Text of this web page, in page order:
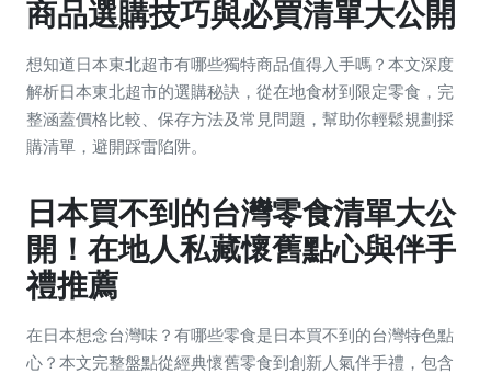
商品選購技巧與必買清單大公開
想知道日本東北超市有哪些獨特商品值得入手嗎？本文深度
解析日本東北超市的選購秘訣，從在地食材到限定零食，完
整涵蓋價格比較、保存方法及常見問題，幫助你輕鬆規劃採
購清單，避開踩雷陷阱。
日本買不到的台灣零食清單大公
開！在地人私藏懷舊點心與伴手
禮推薦
在日本想念台灣味？有哪些零食是日本買不到的台灣特色點
心？本文完整盤點從經典懷舊零食到創新人氣伴手禮，包含